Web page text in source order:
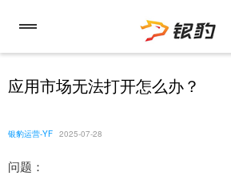
应用市场无法打开怎么办？
银豹运营-YF 2025-07-28
问题：